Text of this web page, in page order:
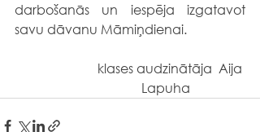
darbošanās un iespēja izgatavot
savu dāvanu Māmiņdienai.
klases audzinātāja  Aija
Lapuha